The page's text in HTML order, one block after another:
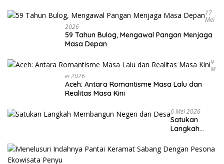
17
Mei
2026
59 Tahun Bulog, Mengawal Pangan Menjaga
Masa Depan
9
M
Ei 2026
Aceh: Antara Romantisme Masa Lalu dan
Realitas Masa Kini
6 Mei 2026
Satukan
Langkah
Negeri dari
Desa